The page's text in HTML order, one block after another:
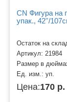
CN Фигура на
упак., 42''/
Остаток на
Артикул: 21984
Размер в
Ед. изм.: уп.
Цена:170 р.